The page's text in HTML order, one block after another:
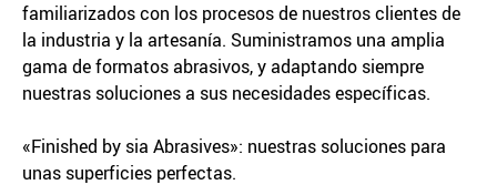
familiarizados con los procesos de nuestros clientes de
la industria y la artesanía. Suministramos una amplia
gama de formatos abrasivos, y adaptando siempre
nuestras soluciones a sus necesidades específicas.
«Finished by sia Abrasives»: nuestras soluciones para
unas superficies perfectas.